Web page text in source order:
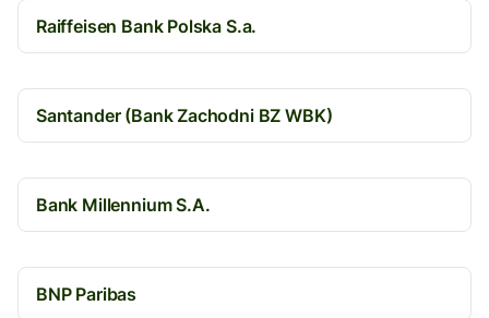
Raiffeisen Bank Polska S.a.
Santander (Bank Zachodni BZ WBK)
Bank Millennium S.A.
BNP Paribas